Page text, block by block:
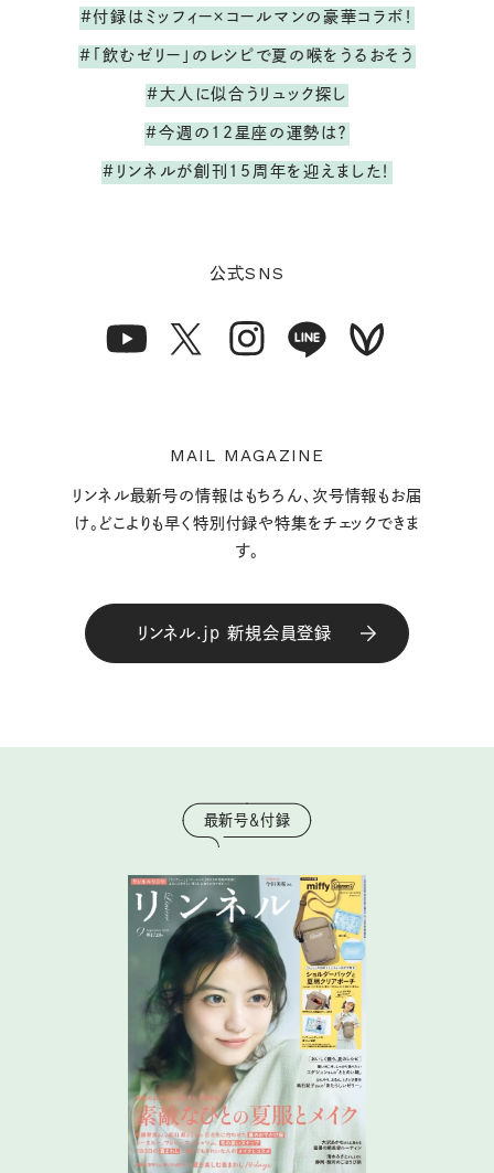
#付録はミッフィー×コールマンの豪華コラボ！
#「飲むゼリー」のレシピで夏の喉をうるおそう
#大人に似合うリュック探し
#今週の12星座の運勢は？
#リンネルが創刊15周年を迎えました！
公式SNS
MAIL MAGAZINE
リンネル最新号の情報はもちろん、次号情報もお届
け。どこよりも早く特別付録や特集をチェックできま
す。
リンネル.jp 新規会員登録
最新号＆付録